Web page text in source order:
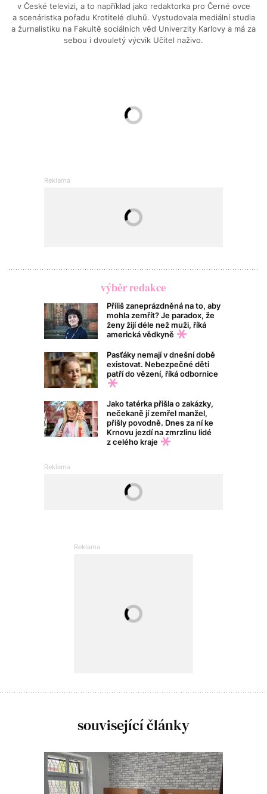
v České televizi, a to například jako redaktorka pro Černé ovce
a scenáristka pořadu Krotitelé dluhů. Vystudovala mediální studia
a žurnalistiku na Fakultě sociálních věd Univerzity Karlovy a má za
sebou i dvouletý výcvik Učitel naživo.
výběr redakce
Příliš zaneprázdněná na to, aby
mohla zemřít? Je paradox, že
ženy žijí déle než muži, říká
americká vědkyně
Pasťáky nemají v dnešní době
existovat. Nebezpečné děti
patří do vězení, říká odbornice
Jako tatérka přišla o zakázky,
nečekaně jí zemřel manžel,
přišly povodně. Dnes za ní ke
Krnovu jezdí na zmrzlinu lidé
z celého kraje
související články